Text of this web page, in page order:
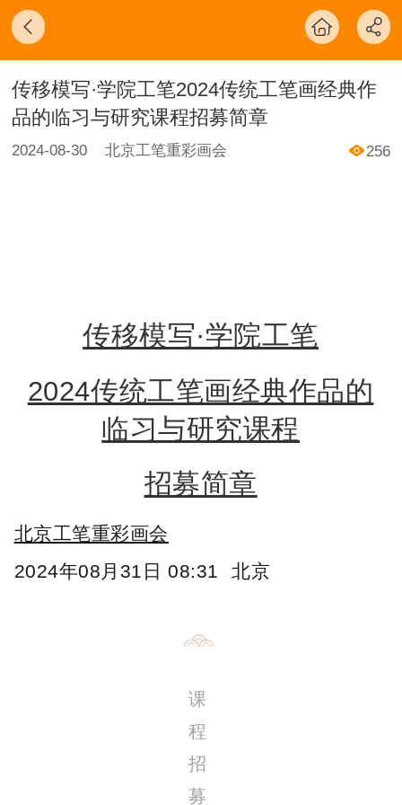
传移模写·学院工笔2024传统工笔画经典作
品的临习与研究课程招募简章
2024-08-30 北京工笔重彩画会 256
传移模写·学院工笔
2024传统工笔画经典作品的
临习与研究课程
招募简章
北京工笔重彩画会
2024年08月31日 08:31
北京
课
程
招
募